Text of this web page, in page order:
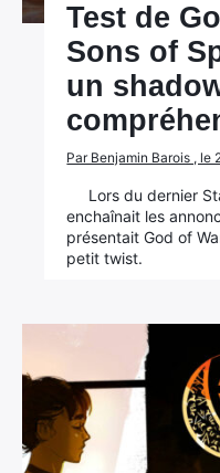
Test de
Sons of
un
Par Benjamin Barois , le
Lors du dernier
enchaînait les
présentait God of
petit twist.